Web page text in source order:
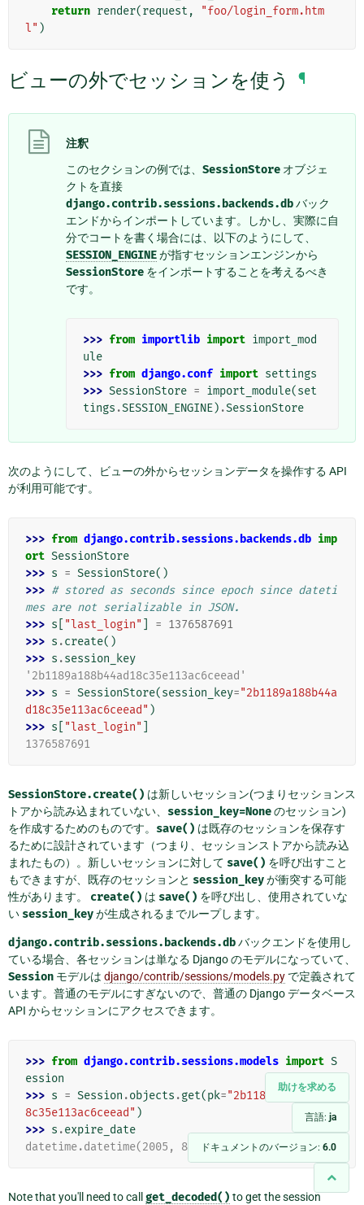
助けを求める
言語: ja
ドキュメントのバージョン: 6.0
return render(request ,
"foo/login_form.htm
l" )
ビューの外でセッションを使う ¶
注釈
このセクションの例では、 SessionStore オブジェ
クトを直接
django.contrib.sessions.backends.dbバック
エンドからインポートしています。しかし、実際に自
分でコートを書く場合には、以下のようにして、
SESSION_ENGINEが指すセッションエンジンから
SessionStore をインポートすることを考えるべき
です。
>>> from importlib import import_mod
ule
>>> from django.conf import settings
>>> SessionStore = import_module(set
tings .SESSION_ENGINE) .SessionStore
次のようにして、ビューの外からセッションデータを操作する API
が利用可能です。
>>> from django.contrib.sessions.backends.db imp
ort SessionStore
>>> s = SessionStore()
>>> # stored as seconds since epoch since dateti
mes are not serializable in JSON.
>>> s "last_login" = 1376587691
>>> s .create()
>>> s .session_key
'2b1189a188b44ad18c35e113ac6ceead'
>>> s = SessionStore(session_key="2b1189a188b44a
d18c35e113ac6ceead" )
>>> s "last_login"
1376587691
SessionStore.create() は新しいセッション(つまりセッションス
トアから読み込まれていない、 session_key=Noneのセッション)
を作成するためのものです。 save() は既存のセッションを保存す
るために設計されています（つまり、セッションストアから読み込
まれたもの）。新しいセッションに対して save() を呼び出すこと
もできますが、既存のセッションと session_keyが衝突する可能
性があります。 create() は save() を呼び出し、使用されていな
い session_keyが生成されるまでループします。
django.contrib.sessions.backends.dbバックエンドを使用し
ている場合、各セッションは単なる Django のモデルになっていて、
Session モデルは django/contrib/sessions/models.py で定義されて
います。普通のモデルにすぎないので、普通の Django データベース
API からセッションにアクセスできます。
>>> from django.contrib.sessions.models import S
ession
>>> s = Session .objects .get(pk="2b1189a188b44ad1
8c35e113ac6ceead" )
>>> s .expire_date
datetime.datetime(2005, 8, 20, 13, 35, 12)
Note that you'll need to call get_decoded() to get the session